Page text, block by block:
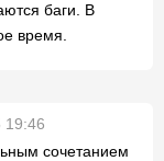
баги. В
время.
19:46
сочетанием